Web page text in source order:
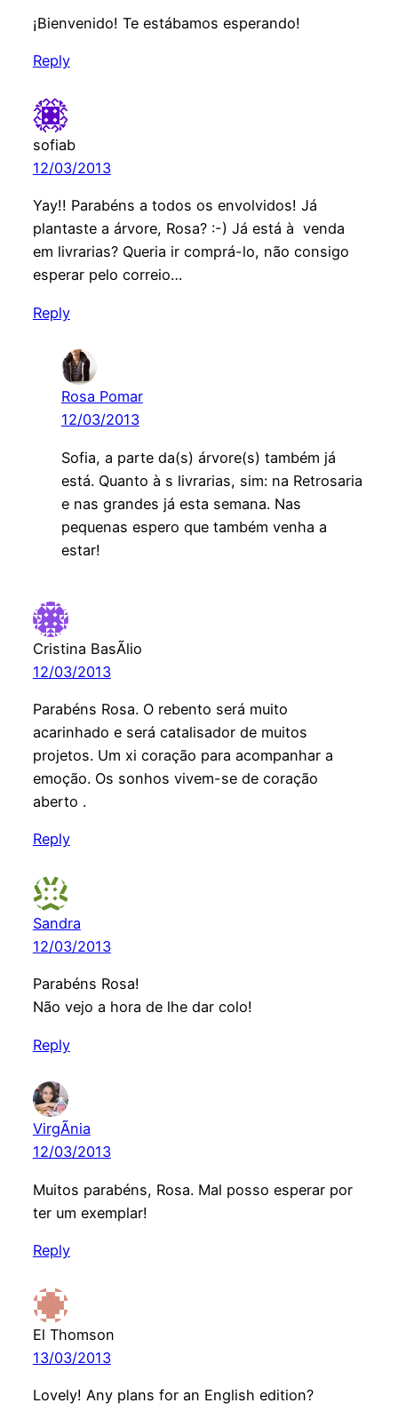
¡Bienvenido! Te estábamos esperando!
Reply
sofiab
12/03/2013
Yay!! Parabéns a todos os envolvidos! Já
plantaste a árvore, Rosa? :-) Já está à venda
em livrarias? Queria ir comprá-lo, não consigo
esperar pelo correio…
Reply
Rosa Pomar
12/03/2013
Sofia, a parte da(s) árvore(s) também já
está. Quanto à s livrarias, sim: na Retrosaria
e nas grandes já esta semana. Nas
pequenas espero que também venha a
estar!
Cristina BasÃ­lio
12/03/2013
Parabéns Rosa. O rebento será muito
acarinhado e será catalisador de muitos
projetos. Um xi coração para acompanhar a
emoção. Os sonhos vivem-se de coração
aberto .
Reply
Sandra
12/03/2013
Parabéns Rosa!
Não vejo a hora de lhe dar colo!
Reply
VirgÃ­nia
12/03/2013
Muitos parabéns, Rosa. Mal posso esperar por
ter um exemplar!
Reply
El Thomson
13/03/2013
Lovely! Any plans for an English edition?